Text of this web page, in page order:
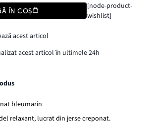
ÎN COȘ
[node-product-
wishlist]
acest articol
acest articol în ultimele 24h
bleumarin
relaxant, lucrat din jerse creponat.